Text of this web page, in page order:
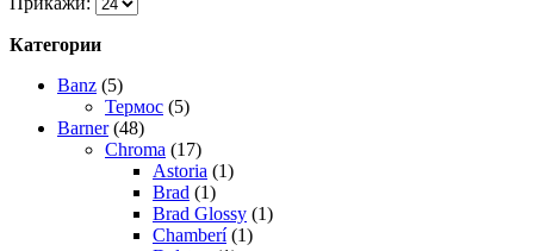
Категории
Banz (5)
Термос (5)
Barner (48)
Chroma (17)
Astoria (1)
Brad (1)
Brad Glossy (1)
Chamberí (1)